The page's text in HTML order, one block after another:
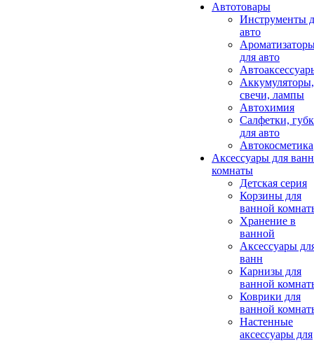
Автотовары
Инструменты
авто
для авто
Аккумуляторы,
свечи, лампы
Автохимия
Салфетки,
для авто
Автокосметика
Аксессуары для
комнаты
Детская серия
Корзины для
ванной
Хранение в
ванной
Аксессуары
ванн
Карнизы для
ванной
Коврики для
ванной
Настенные
аксессуары для